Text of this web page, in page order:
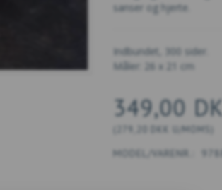
sanser og hjerte.
Indbundet, 300 sider.
Måler: 26 x 21 cm
349,00
279,20 DKK U/MOMS
MODEL/VARENR.: